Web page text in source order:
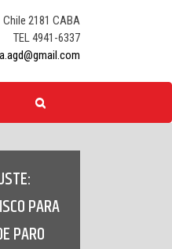
Chile 2181 CABA
TEL 4941-6337
PARA
PARO